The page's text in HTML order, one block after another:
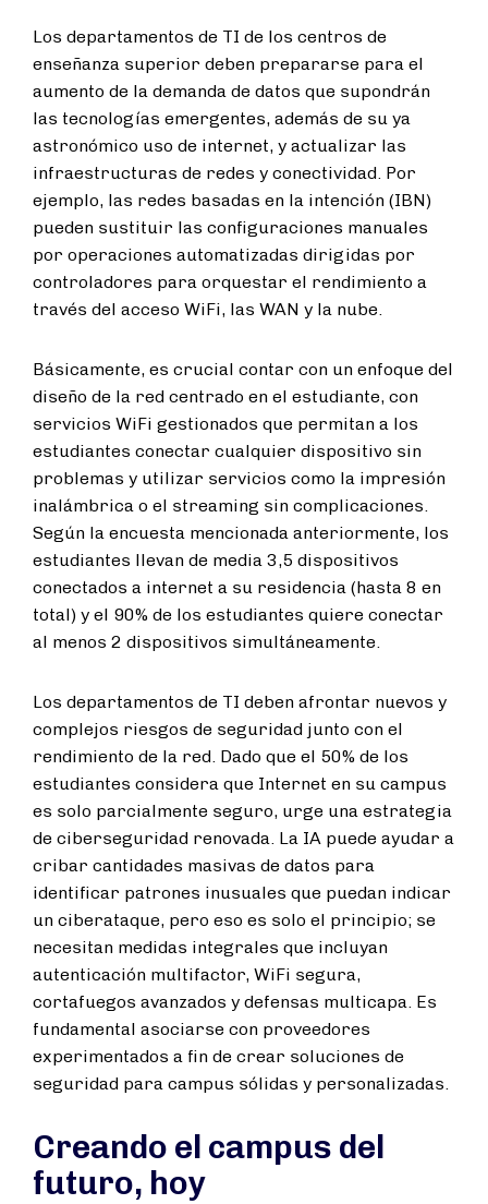
Los departamentos de TI de los centros de
enseñanza superior deben prepararse para el
aumento de la demanda de datos que supondrán
las tecnologías emergentes, además de su ya
astronómico uso de internet, y actualizar las
infraestructuras de redes y conectividad. Por
ejemplo, las redes basadas en la intención (IBN)
pueden sustituir las configuraciones manuales
por operaciones automatizadas dirigidas por
controladores para orquestar el rendimiento a
través del acceso WiFi, las WAN y la nube.
Básicamente, es crucial contar con un enfoque del
diseño de la red centrado en el estudiante, con
servicios WiFi gestionados que permitan a los
estudiantes conectar cualquier dispositivo sin
problemas y utilizar servicios como la impresión
inalámbrica o el streaming sin complicaciones.
Según la encuesta mencionada anteriormente, los
estudiantes llevan de media 3,5 dispositivos
conectados a internet a su residencia (hasta 8 en
total) y el 90% de los estudiantes quiere conectar
al menos 2 dispositivos simultáneamente.
Los departamentos de TI deben afrontar nuevos y
complejos riesgos de seguridad junto con el
rendimiento de la red. Dado que el 50% de los
estudiantes considera que Internet en su campus
es solo parcialmente seguro, urge una estrategia
de ciberseguridad renovada. La IA puede ayudar a
cribar cantidades masivas de datos para
identificar patrones inusuales que puedan indicar
un ciberataque, pero eso es solo el principio; se
necesitan medidas integrales que incluyan
autenticación multifactor, WiFi segura,
cortafuegos avanzados y defensas multicapa. Es
fundamental asociarse con proveedores
experimentados a fin de crear soluciones de
seguridad para campus sólidas y personalizadas.
Creando el campus del
futuro, hoy